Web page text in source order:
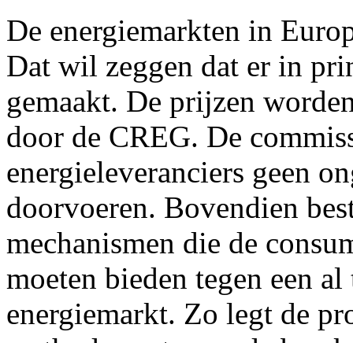
De energiemarkten in
Dat wil zeggen dat er in
gemaakt. De prijzen
door de CREG. De
energieleveranciers geen
doorvoeren. Bovendien
mechanismen die de
moeten bieden tegen een
energiemarkt. Zo legt de